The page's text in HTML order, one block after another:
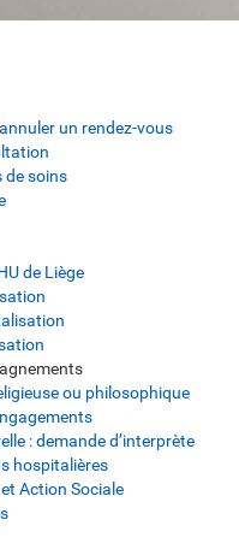
un rendez-vous
de soins
de Liège
ou philosophique
: demande d’interprète
hospitalières
Action Sociale